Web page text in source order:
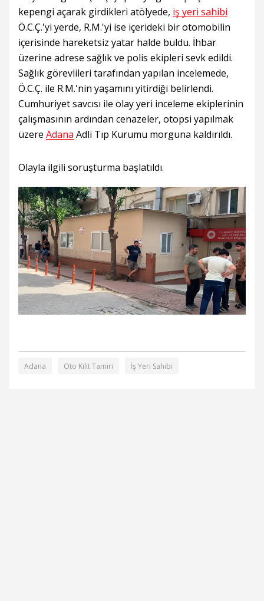
kepengi açarak girdikleri atölyede, iş yeri sahibi
Ö.C.Ç.'yi yerde, R.M.'yi ise içerideki bir otomobilin
içerisinde hareketsiz yatar halde buldu. İhbar
üzerine adrese sağlık ve polis ekipleri sevk edildi.
Sağlık görevlileri tarafından yapılan incelemede,
Ö.C.Ç. ile R.M.'nin yaşamını yitirdiği belirlendi.
Cumhuriyet savcısı ile olay yeri inceleme ekiplerinin
çalışmasının ardından cenazeler, otopsi yapılmak
üzere Adana Adli Tıp Kurumu morguna kaldırıldı.
Olayla ilgili soruşturma başlatıldı.
Adana Oto Kilit Tamiri İş Yeri Sahibi